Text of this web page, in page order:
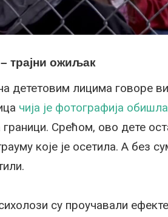
трајни ожиљак
дететовим лицима говоре
чија је фотографија
граници. Срећом, ово дете
које је осетила. А без
су проучавали